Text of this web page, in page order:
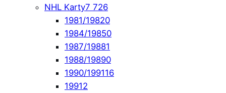
NHL Karty7 726
1981/19820
1984/19850
1987/19881
1988/19890
1990/199116
19912